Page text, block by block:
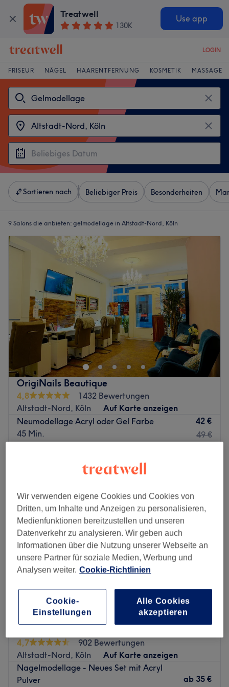
Treatwell
130K
Use app
LOGIN
FRISEUR NÄGEL HAARENTFERNUNG KOSMETIK MASSAGE
Sortieren nach Beliebiger Preis Besonderheiten
9 Salons die anbieten: gelmodellage in Altstadt-Nord, Köln
OrigiNails Beautique
4,8
1432 Bewertungen
Altstadt-Nord, Köln
Auf Karte anzeigen
Neumodellage Acryl oder Gel Farbe
45 Min.
42 €
49 €
Mittwoch
10:00– 20:30
Donnerstag
10:00–20:30
Freitag
10:00–20:30
Samstag
10:00–21:00
Sonntag
Geschlossen
Zu einem rundum gepflegten Aussehen gehören natürlich
Beautique in der Kölner Altstadt genau darauf
spezialisiert. Hier kannst du dir neben pflegenden
Behandlungen auch tolle Farben und Designs für deine
Nägel aussuchen.
Nächste öffentliche Verkehrsmittel:
Das Studio befindet sich nur wenige Gehminuten von der
Haltestelle Neumarkt entfernt.
4,7
902 Bewertungen
Altstadt-Nord, Köln
Auf Karte anzeigen
Nagelmodellage - Neues Set mit Acryl
Pulver
ab 35 €
Wir verwenden eigene Cookies und Cookies von
Dritten, um Inhalte und Anzeigen zu personalisieren,
Medienfunktionen bereitzustellen und unseren
Datenverkehr zu analysieren. Wir geben auch
Informationen über die Nutzung unserer Webseite an
unsere Partner für soziale Medien, Werbung und
Analysen weiter. Cookie-Richtlinien
Cookie-
Einstellungen
Alle Cookies
akzeptieren